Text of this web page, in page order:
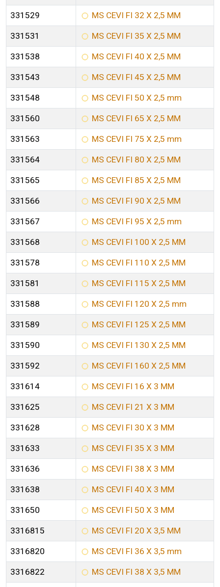
331529 MS CEVI FI 32 X 2,5 MM
331531 MS CEVI FI 35 X 2,5 MM
331538 MS CEVI FI 40 X 2,5 MM
331543 MS CEVI FI 45 X 2,5 MM
331548 MS CEVI FI 50 X 2,5 mm
331560 MS CEVI FI 65 X 2,5 MM
331563 MS CEVI FI 75 X 2,5 mm
331564 MS CEVI FI 80 X 2,5 MM
331565 MS CEVI FI 85 X 2,5 MM
331566 MS CEVI FI 90 X 2,5 MM
331567 MS CEVI FI 95 X 2,5 mm
331568 MS CEVI FI 100 X 2,5 MM
331578 MS CEVI FI 110 X 2,5 MM
331581 MS CEVI FI 115 X 2,5 MM
331588 MS CEVI FI 120 X 2,5 mm
331589 MS CEVI FI 125 X 2,5 MM
331590 MS CEVI FI 130 X 2,5 MM
331592 MS CEVI FI 160 X 2,5 MM
331614 MS CEVI FI 16 X 3 MM
331625 MS CEVI FI 21 X 3 MM
331628 MS CEVI FI 30 X 3 MM
331633 MS CEVI FI 35 X 3 MM
331636 MS CEVI FI 38 X 3 MM
331638 MS CEVI FI 40 X 3 MM
331650 MS CEVI FI 50 X 3 MM
3316815 MS CEVI FI 20 X 3,5 MM
3316820 MS CEVI FI 36 X 3,5 mm
3316822 MS CEVI FI 38 X 3,5 MM